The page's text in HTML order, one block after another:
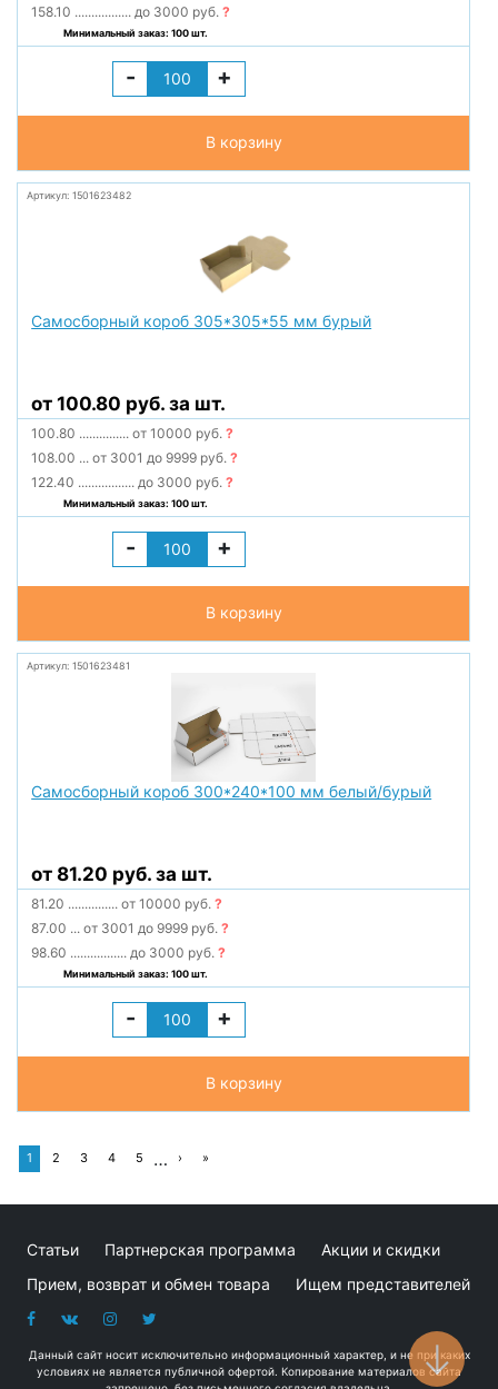
158.10 ................. до 3000 руб.?
Минимальный заказ: 100 шт.
- +
В корзину
Артикул: 1501623482
Самосборный короб 305*305*55 мм бурый
от 100.80 руб. за шт.
100.80 ............... от 10000 руб.?
108.00 ... от 3001 до 9999 руб.?
122.40 ................. до 3000 руб.?
Минимальный заказ: 100 шт.
- +
В корзину
Артикул: 1501623481
Самосборный короб 300*240*100 мм белый/бурый
от 81.20 руб. за шт.
81.20 ............... от 10000 руб.?
87.00 ... от 3001 до 9999 руб.?
98.60 ................. до 3000 руб.?
Минимальный заказ: 100 шт.
- +
В корзину
1 2 3 4 5 … › »
Статьи Партнерская программа
Акции и скидки
Прием, возврат и обмен товара
Ищем представителей
Данный сайт носит исключительно информационный характер, и не при каких
условиях не является публичной офертой. Копирование материалов сайта